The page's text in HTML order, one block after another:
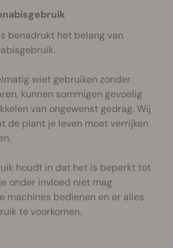
benadrukt het belang van
wiet gebruiken zonder
kunnen sommigen gevoelig
van ongewenst gedrag. Wij
de plant je leven moet verrijken
houdt in dat het is beperkt tot
onder invloed niet mag
machines bedienen en er alles
te voorkomen.